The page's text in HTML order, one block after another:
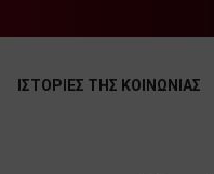
ΙΣΤΟΡΙΕΣ ΤΗΣ ΚΟΙΝΩΝΙΑΣ